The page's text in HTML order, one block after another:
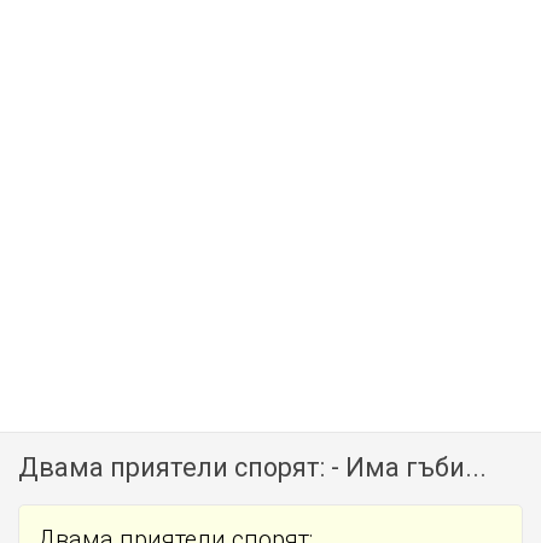
Двама приятели спорят: - Има гъби...